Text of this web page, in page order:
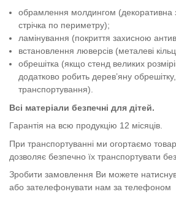
обрамлення молдингом (декоративна
стрічка по периметру);
ламінування (покриття захисною
встановлення люверсів (металеві
обрешітка (якщо стенд великих
додатково робить дерев’яну
транспортування).
Всі матеріали безпечні для дітей.
Гарантія на всю продукцію 12 місяців.
При транспортуванні ми огортаємо
дозволяє безпечно їх транспортувати
Зробити замовлення Ви можете
або зателефонувати нам за телефоном